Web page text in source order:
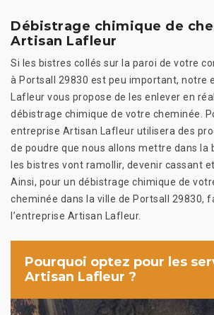
Débistrage chimique de
Artisan Lafleur
Si les bistres collés sur la paroi de votre
à Portsall 29830 est peu important, notre
Lafleur vous propose de les enlever en
débistrage chimique de votre cheminée.
entreprise Artisan Lafleur utilisera des
de poudre que nous allons mettre dans la
les bistres vont ramollir, devenir cassant
Ainsi, pour un débistrage chimique de
cheminée dans la ville de Portsall 29830,
l’entreprise Artisan Lafleur.
Pourquoi optez pour les
Artisan Lafleur ?